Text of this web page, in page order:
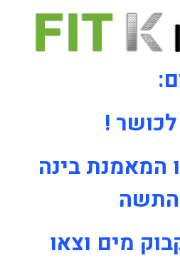
!
המאמנת בינה
התשה
מים וצאו